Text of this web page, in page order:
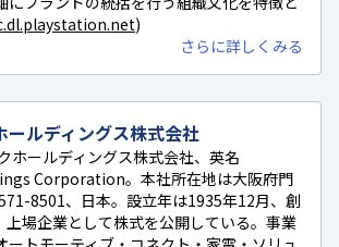
)
さらに詳しくみる
ールディングス株式会社
ホールディングス株式会社、英名
Corporation。本社所在地は大阪府門
8501、日本。設立年は1935年12月、創
場企業として株式を公開している。事業